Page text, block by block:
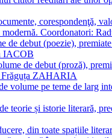
corespondenţă,
modernă. Coordonatori:
de debut (poezie),
IACOB
de debut (proză),
Frăguța ZAHARIA
volume pe teme de larg
teorie și istorie literară,
din toate spațiile